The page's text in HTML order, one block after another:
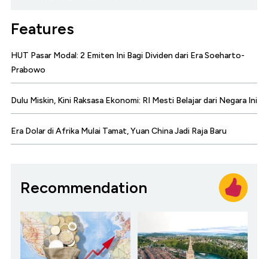
Features
HUT Pasar Modal: 2 Emiten Ini Bagi Dividen dari Era Soeharto-
Prabowo
Dulu Miskin, Kini Raksasa Ekonomi: RI Mesti Belajar dari Negara Ini
Era Dolar di Afrika Mulai Tamat, Yuan China Jadi Raja Baru
Recommendation